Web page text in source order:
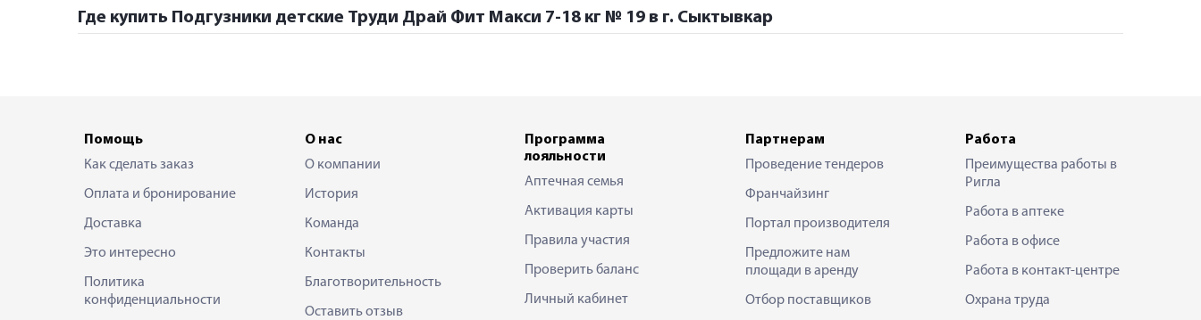
Где купить Подгузники детские Труди Драй Фит Макси 7-18 кг № 19 в г. Сыктывкар
Помощь
Как сделать заказ
Оплата и бронирование
Доставка
Это интересно
Политика
конфиденциальности
О нас
О компании
История
Команда
Контакты
Благотворительность
Оставить отзыв
Программа
лояльности
Аптечная семья
Активация карты
Правила участия
Проверить баланс
Личный кабинет
Партнерам
Проведение тендеров
Франчайзинг
Портал производителя
Предложите нам
площади в аренду
Отбор поставщиков
Работа
Преимущества работы в
Ригла
Работа в аптеке
Работа в офисе
Работа в контакт-центре
Охрана труда